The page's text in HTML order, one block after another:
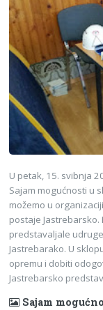
U petak, 15. svibnja
Sajam mogućnosti u
možemo u organizaciji
postaje Jastrebarsko.
predstavaljale
Jastrebarako. U
opremu i dobiti
Jastrebarsko
Sajam